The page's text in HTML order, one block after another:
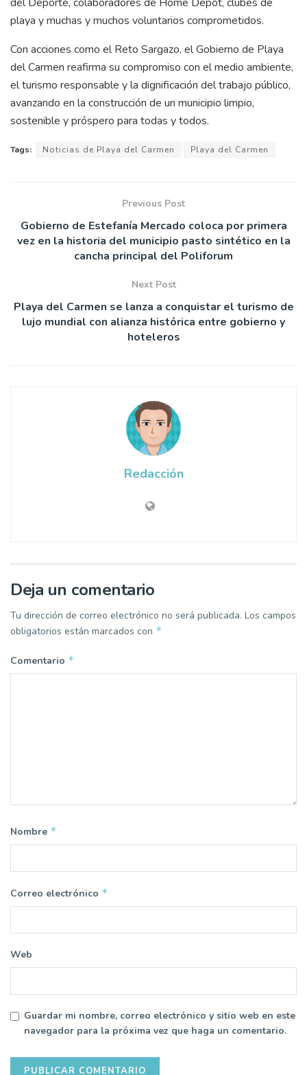
playa y muchas y muchos voluntarios comprometidos.
Con acciones como el Reto Sargazo, el Gobierno de Playa
del Carmen reafirma su compromiso con el medio ambiente,
el turismo responsable y la dignificación del trabajo público,
avanzando en la construcción de un municipio limpio,
sostenible y próspero para todas y todos.
Tags: Noticias de Playa del Carmen Playa del Carmen
Previous Post
Gobierno de Estefanía Mercado coloca por primera
vez en la historia del municipio pasto sintético en la
cancha principal del Poliforum
Next Post
Playa del Carmen se lanza a conquistar el turismo de
lujo mundial con alianza histórica entre gobierno y
hoteleros
Redacción
Deja un comentario
Tu dirección de correo electrónico no será publicada. Los campos
obligatorios están marcados con *
Comentario *
Nombre *
Correo electrónico *
Web
Guardar mi nombre, correo electrónico y sitio web en este
navegador para la próxima vez que haga un comentario.